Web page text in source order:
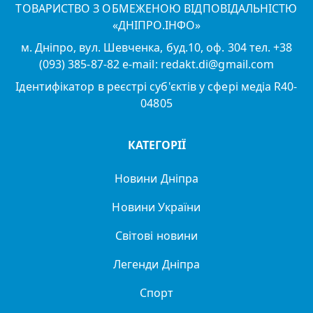
ТОВАРИСТВО З ОБМЕЖЕНОЮ ВІДПОВІДАЛЬНІСТЮ
«ДНІПРО.ІНФО»
м. Дніпро, вул. Шевченка, буд.10, оф. 304 тел. +38
(093) 385-87-82 e-mail: redakt.di@gmail.com
Ідентифікатор в реєстрі суб'єктів у сфері медіа R40-
04805
КАТЕГОРІЇ
Новини Дніпра
Новини України
Світові новини
Легенди Дніпра
Спорт